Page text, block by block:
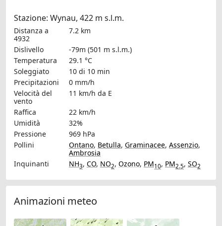
Stazione: Wynau, 422 m s.l.m.
Distanza a
4932
7.2 km
Dislivello
-79m (501 m s.l.m.)
Temperatura
29.1 °C
Soleggiato
10 di 10 min
Precipitazioni
0 mm/h
Velocità del
vento
11 km/h da E
Raffica
22 km/h
Umidità
32%
Pressione
969 hPa
Pollini
Ontano, Betulla, Graminacee, Assenzio,
Ambrosia
Inquinanti
NH3, CO, NO2, Ozono, PM10, PM2.5, SO2
Animazioni meteo